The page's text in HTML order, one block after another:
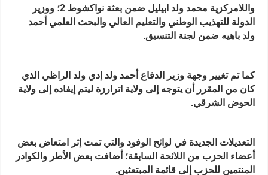
واللامركزية محمد ولد ابيليل ضمن بعثة نواكشوط 2؛ ووزير
الدولة للتهذيب الوطني والتعليم العالي والبحث العلمي أحمد
ولد باهيه ضمن لجنة التنسيق.
كما تم تغيير وجهة وزير الدفاع أحمد ولد إدي ولد الراظي الذي
كان من المقرر أن يتوجه إلى ولاية اترارزة ليتم إيفاده إلى ولاية
الحوض الشرقي.
التعديلات الجديدة في لوائح الوفود والتي تمت إثر امتعاض بعض
أعضاء الحزب من اللائحة السابقة؛ أضافت بعض الأطر والكوادر
المنتمين للحزب إلى قائمة المبتعثين.